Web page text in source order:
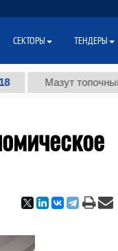
Мазут топочный
СЕКТОРЫ ТЕНДЕРЫ